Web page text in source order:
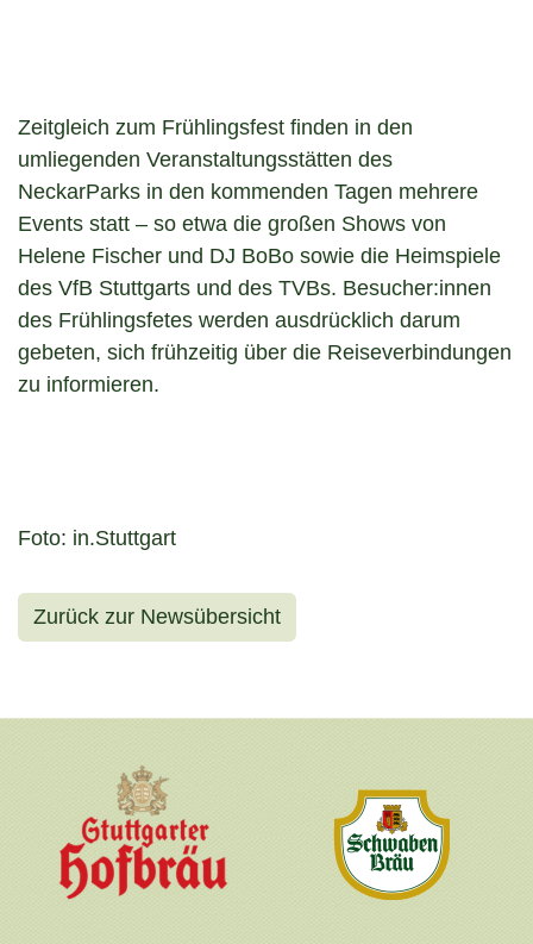
Zeitgleich zum Frühlingsfest finden in den
umliegenden Veranstaltungsstätten des
NeckarParks in den kommenden Tagen mehrere
Events statt – so etwa die großen Shows von
Helene Fischer und DJ BoBo sowie die Heimspiele
des VfB Stuttgarts und des TVBs. Besucher:innen
des Frühlingsfetes werden ausdrücklich darum
gebeten, sich frühzeitig über die Reiseverbindungen
zu informieren.
Foto: in.Stuttgart
Zurück zur Newsübersicht